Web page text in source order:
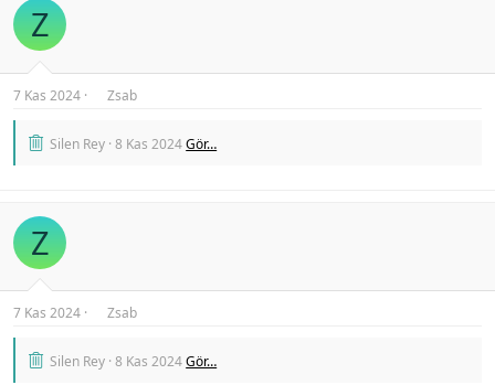
Z
7 Kas 2024 Zsab
Silen Rey 8 Kas 2024Gör…
Z
7 Kas 2024 Zsab
Silen Rey 8 Kas 2024Gör…